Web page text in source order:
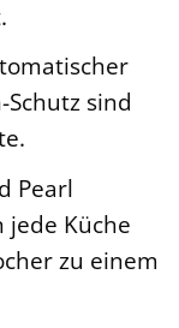
sind
Pearl
jede Küche
zu einem